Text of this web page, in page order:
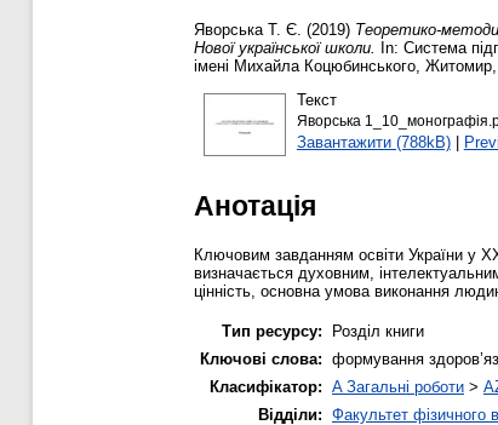
Яворська Т. Є. (2019) Теоретико-
Нової української школи.
In: Система
імені Михайла Коцюбинського,
Текст
Яворська
Завантажити (788kB)|
Анотація
Ключовим завданням освіти України у
визначається духовним,
цінність, основна умова виконання
Тип ресурсу:
Розділ книги
Ключові слова: формування
Класифікатор: A Загальні роботи >
Відділи: Факультет фізичного